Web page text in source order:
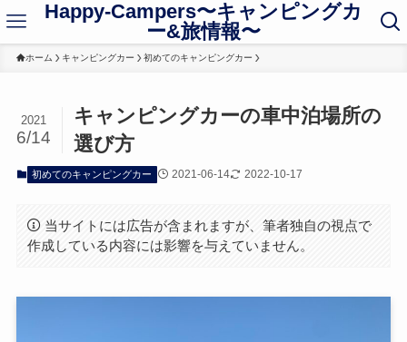
Happy-Campers〜キャンピングカ
ー&旅情報〜
ホーム キャンピングカー 初めてのキャンピングカー
キャンピングカーの車中泊場所の
選び方
2021
6/14
初めてのキャンピングカー 2021-06-14 2022-10-17
当サイトには広告が含まれますが、筆者独自の視点で
作成している内容には影響を与えていません。